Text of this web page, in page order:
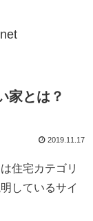
家とは？
2019.11.17
住宅カテゴリ
しているサイ